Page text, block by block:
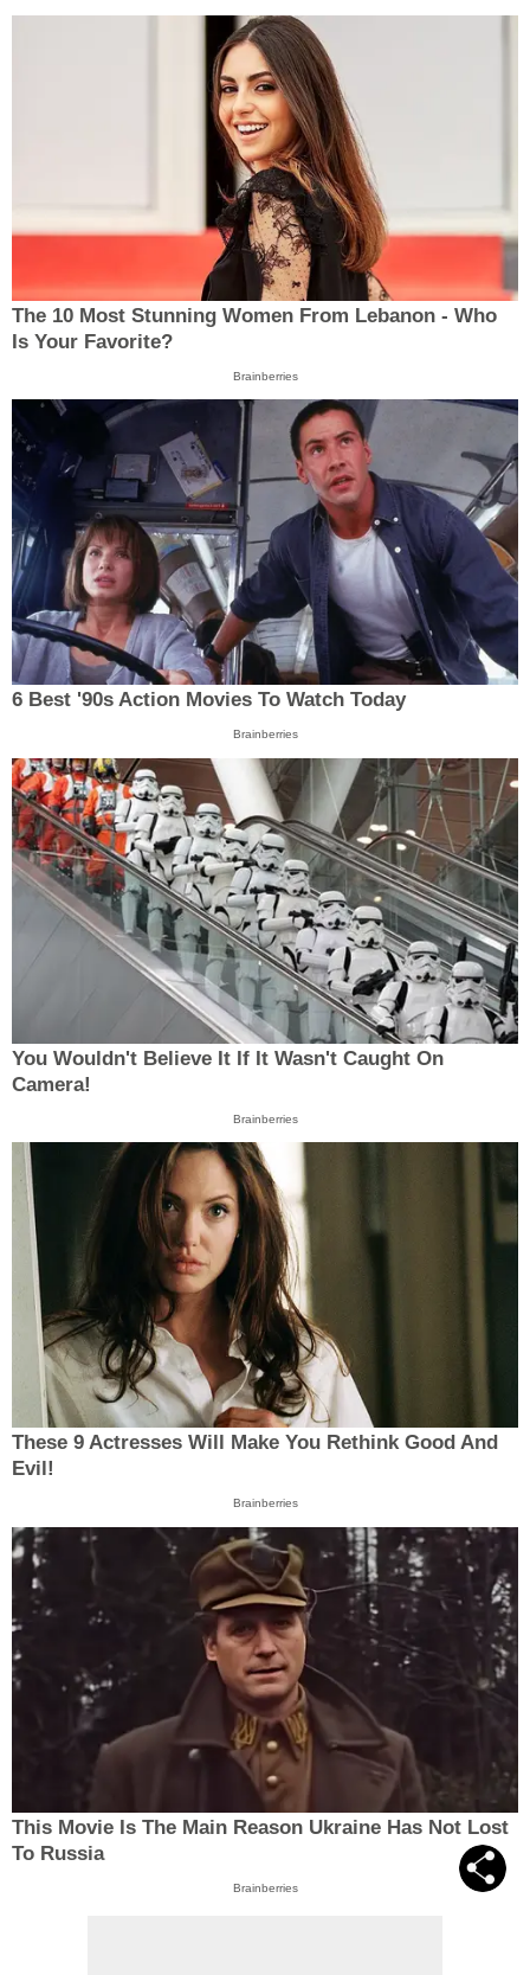
The 10 Most Stunning Women From Lebanon - Who
Is Your Favorite?
Brainberries
6 Best '90s Action Movies To Watch Today
Brainberries
You Wouldn't Believe It If It Wasn't Caught On
Camera!
Brainberries
These 9 Actresses Will Make You Rethink Good And
Evil!
Brainberries
This Movie Is The Main Reason Ukraine Has Not Lost
To Russia
Brainberries